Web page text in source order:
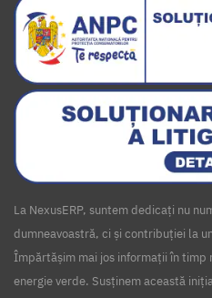
La NexusERP, suntem dedicați nu
dumneavoastră, ci și contribuției la
Împărtășim mai jos informații în
energie verde. Susținem această